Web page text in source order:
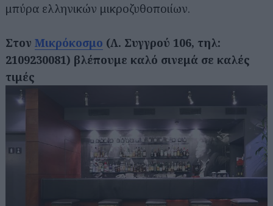
μπύρα ελληνικών μικροζυθοποιίων.
Στον Μικρόκοσμο (Λ. Συγγρού 106, τηλ:
2109230081) βλέπουμε καλό σινεμά σε καλές
τιμές